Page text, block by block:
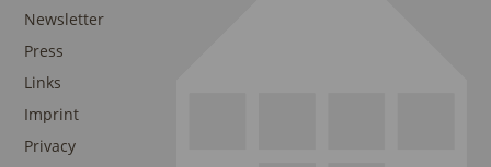
Newsletter
Press
Links
Imprint
Privacy